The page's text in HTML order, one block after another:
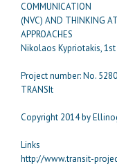
COMMUNICATION
(NVC) AND THINKING
APPROACHES
Nikolaos Kypriotakis,
Project number: No.
TRANSIt
Copyright 2014 by
Links
http://www.transit-